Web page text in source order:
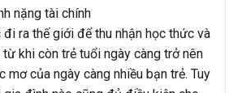
nặng tài chính
đi ra thế giới để thu nhận học thức và
khi còn trẻ tuổi ngày càng trở nên
mơ của ngày càng nhiều bạn trẻ. Tuy